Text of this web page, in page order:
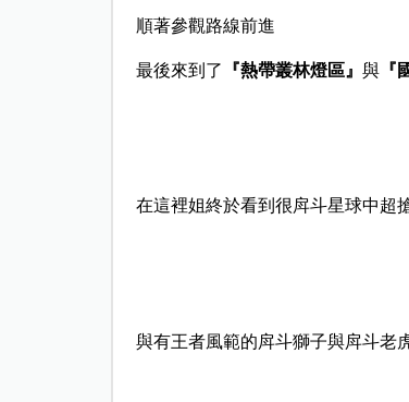
順著參觀路線前進
最後來到了 『熱帶叢林燈區』 與『
在這裡姐終於看到很戽斗星球中超
與有王者風範的戽斗獅子與戽斗老